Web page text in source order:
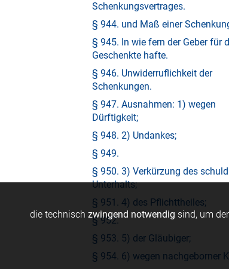
Schenkungsvertrages.
§ 944. und Maß einer
§ 945. In wie fern der Geber für
Geschenkte hafte.
§ 946. Unwiderruflichkeit der
Schenkungen.
§ 947. Ausnahmen: 1) wegen
Dürftigkeit;
§ 948. 2) Undankes;
§ 949.
§ 950. 3) Verkürzung des
Unterhalts;
§ 951. 4) des Pflichttheiles;
§ 952.
§ 953. 5) der Gläubiger;
§ 954. 6) wegen nachgeborner
die technisch zwingend notwendig sind, um